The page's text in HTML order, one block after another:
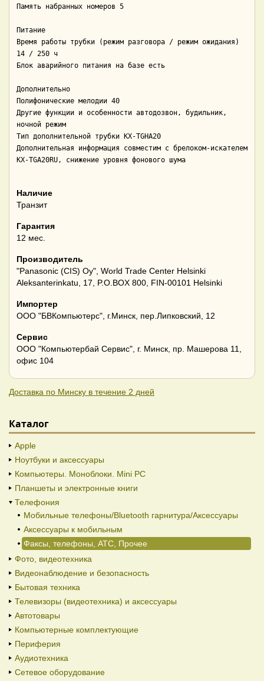
Память набранных номеров 5
Питание
Время работы трубки (режим разговора / режим ожидания)
14 / 250 ч
Блок аварийного питания на базе есть
Дополнительно
Полифонические мелодии 40
Другие функции и особенности автодозвон, будильник,
ночной режим
Тип дополнительной трубки KX-TGHA20
Дополнительная информация совместим с брелоком-искателем
KX-TGA20RU, снижение уровня фонового шума
Наличие
Транзит
Гарантия
12 мес.
Производитель
"Panasonic (CIS) Oy", World Trade Center Helsinki
Aleksanterinkatu, 17, P.O.BOX 800, FIN-00101 Helsinki
Импортер
ООО "БВКомпьютерс", г.Минск, пер.Липковский, 12
Сервис
ООО "Компьютербай Сервис", г. Минск, пр. Машерова 11,
офис 104
Доставка по Минску в течение 2 дней
Каталог
Apple
Ноутбуки и аксессуары
Компьютеры. Моноблоки. Mini PC
Планшеты и электронные книги
Телефония
Мобильные телефоны/Bluetooth гарнитура/Аксессуары
Аксессуары к мобильным
Факсы, телефоны, АТС, Прочее
Фото, видеотехника
Видеонаблюдение и безопасность
Бытовая техника
Телевизоры (видеотехника) и аксессуары
Автотовары
Компьютерные комплектующие
Периферия
Аудиотехника
Сетевое оборудование